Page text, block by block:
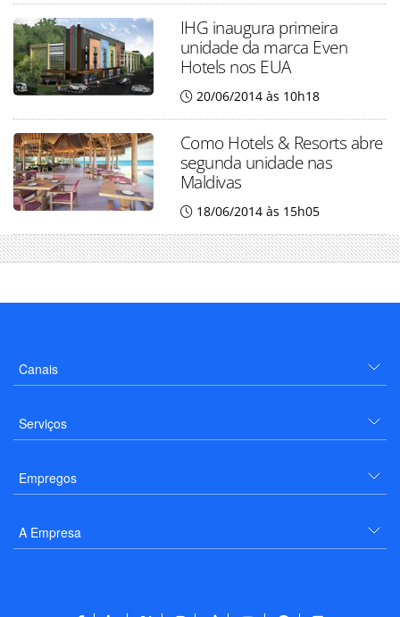
IHG inaugura primeira
unidade da marca Even
Hotels nos EUA
20/06/2014 às 10h18
Como Hotels & Resorts abre
segunda unidade nas
Maldivas
18/06/2014 às 15h05
Canais
Serviços
Empregos
A Empresa